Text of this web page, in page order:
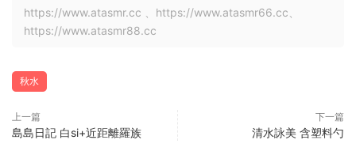
https://www.atasmr.cc 、https://www.atasmr66.cc、
https://www.atasmr88.cc
秋水
上一篇
島島日記 白si+近距離羅族
下一篇
清水詠美 含塑料勺